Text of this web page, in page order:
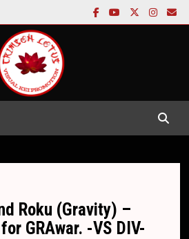
Roku (Gravity) –
GRAwar. -VS DIV-